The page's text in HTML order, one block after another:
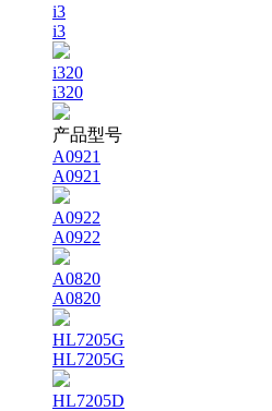
i3
i3
i320
i320
产品型号
A0921
A0921
A0922
A0922
A0820
A0820
HL7205G
HL7205G
HL7205D